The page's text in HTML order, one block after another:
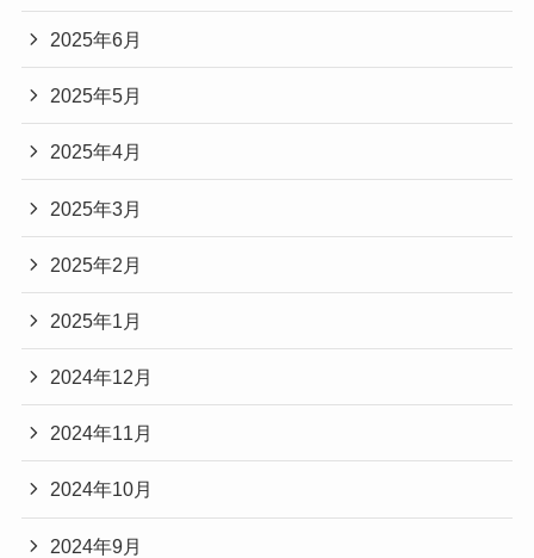
2025年6月
2025年5月
2025年4月
2025年3月
2025年2月
2025年1月
2024年12月
2024年11月
2024年10月
2024年9月